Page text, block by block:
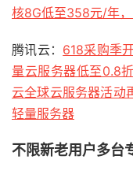
核8G低至358元/年
腾讯云： 618采购季
量云服务器低至0.8
云全球云服务器活动
轻量服务器
不限新老用户多台